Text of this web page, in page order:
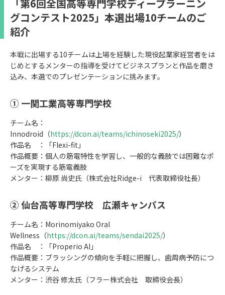
「第6回全国高等専門学校ディープラーニン
グコンテスト2025」本選出場10チームのご
紹介
本戦に出場する10チームは上場を経験した現役起業家経営者をは
じめとするメンターの指導を受けてビジネスプランと作品を磨き
込み、本選でのプレゼンテーションに挑みます。
① 一関工業高等専門学校
チーム名：
Innodroid（https://dcon.ai/teams/ichinoseki2025/）
作品名 ：「Flexi-fit」
作品概要：個人の筋電特性を学習し、一般的な義肢では困難なポ
ーズを実現する筋電義肢
メンター：柳原 尚史氏（株式会社Ridge-i 代表取締役社長）
② 仙台高等専門学校 広瀬キャンパス
チーム名：Morinomiyako Oral
Wellness（https://dcon.ai/teams/sendai2025/）
作品名 ：「Properio AI」
作品概要：ブラッシングの傾向を手軽に把握し、歯周病予防につ
なげるシステム
メンター：渋谷 修太氏（フラー株式会社 取締役会長）